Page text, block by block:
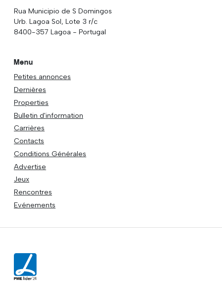
Rua Municipio de S Domingos
Urb. Lagoa Sol, Lote 3 r/c
8400-357 Lagoa - Portugal
Menu
Petites annonces
Dernières
Properties
Bulletin d'information
Carrières
Contacts
Conditions Générales
Advertise
Jeux
Rencontres
Evénements